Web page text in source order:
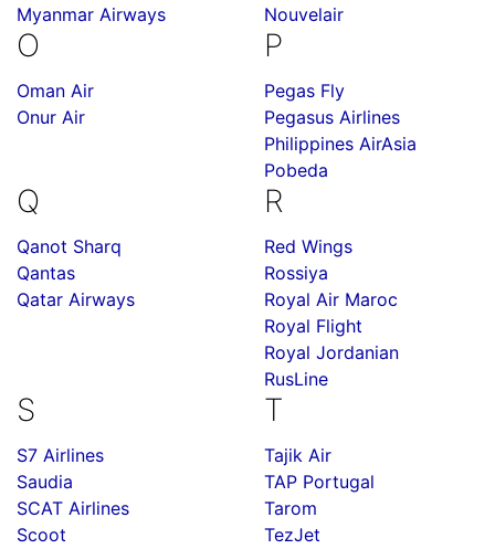
Myanmar Airways
Nouvelair
O
Oman Air
Onur Air
P
Pegas Fly
Pegasus Airlines
Philippines AirAsia
Pobeda
Q
Qanot Sharq
Qantas
Qatar Airways
R
Red Wings
Rossiya
Royal Air Maroc
Royal Flight
Royal Jordanian
RusLine
S
S7 Airlines
Saudia
SCAT Airlines
Scoot
T
Tajik Air
TAP Portugal
Tarom
TezJet